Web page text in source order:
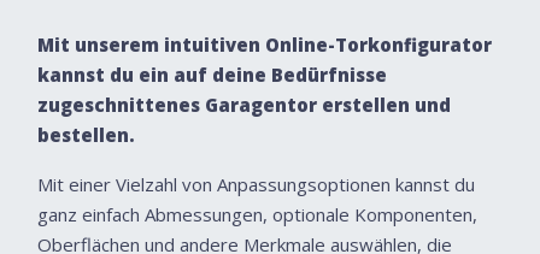
Mit unserem intuitiven Online-Torkonfigurator
kannst du ein auf deine Bedürfnisse
zugeschnittenes Garagentor erstellen und
bestellen.
Mit einer Vielzahl von Anpassungsoptionen kannst du
ganz einfach Abmessungen, optionale Komponenten,
Oberflächen und andere Merkmale auswählen, die